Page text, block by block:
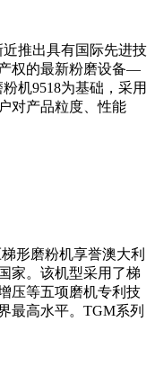
推出具有国际先进技
权的最新粉磨设备—
机9518为基础，采用
对产品粒度、性能
形磨粉机享誉澳大利
家。该机型采用了梯
压等五项磨机专利技
最高水平。TGM系列